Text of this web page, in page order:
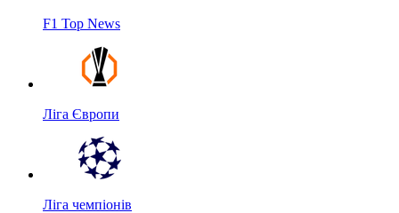
F1 Top News
Ліга Європи
Ліга чемпіонів